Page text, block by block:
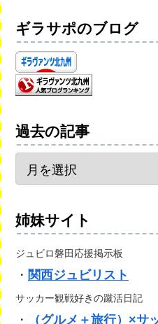
ギラサポのブログ
過去の記事
姉妹サイト
ジュビロ磐田応援掲示板
・ 関西ジュビリスト
サッカー観戦好きの蹴活日記
・ （グルメ＋旅行）×サ